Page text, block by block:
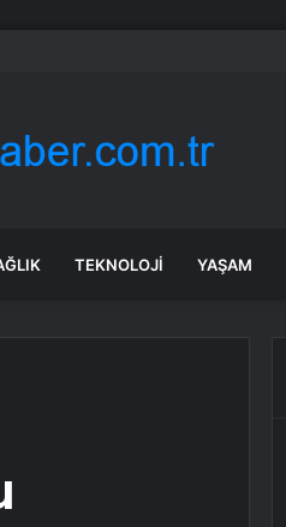
midibüs çarptı
TEKNOLOJI YAŞAM